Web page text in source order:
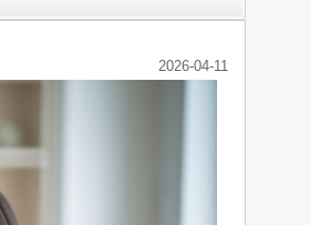
2026-04-11